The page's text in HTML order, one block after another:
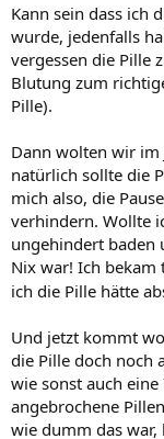
Kann sein dass ich
wurde, jedenfalls
vergessen die Pille
Blutung zum
Pille).
Dann wolten wir im
natürlich sollte die
mich also, die
verhindern. Wollte
ungehindert baden
Nix war! Ich bekam
ich die Pille hätte
Und jetzt kommt
die Pille doch noch
wie sonst auch
angebrochene
wie dumm das war,